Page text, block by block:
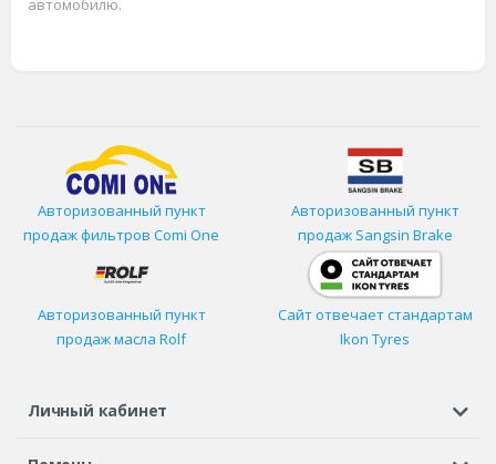
автомобилю.
Авторизованный пункт
продаж фильтров Comi One
Авторизованный пункт
продаж Sangsin Brake
Авторизованный пункт
продаж масла Rolf
Сайт отвечает стандартам
Ikon Tyres
Личный кабинет